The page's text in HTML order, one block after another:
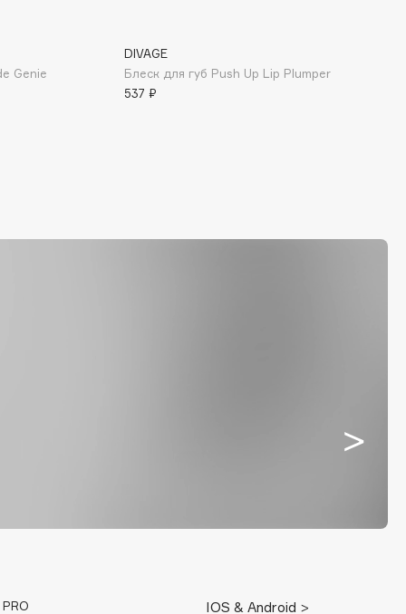
Genie
DIVAGE
Блеск для губ Push Up Lip Plumper
537 ₽
PRO
IOS & Android >